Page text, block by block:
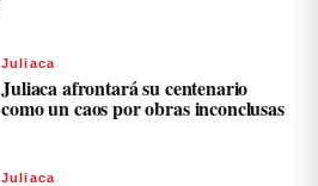
Juliaca
Juliaca afrontará su centenario
como un caos por obras inconclusas
Juliaca